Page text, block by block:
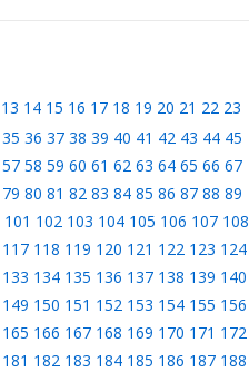
13 14 15 16 17 18 19 20 21 22 23
35 36 37 38 39 40 41 42 43 44 45
57 58 59 60 61 62 63 64 65 66 67
79 80 81 82 83 84 85 86 87 88 89
101 102 103 104 105 106 107 108
117 118 119 120 121 122 123 124
133 134 135 136 137 138 139 140
149 150 151 152 153 154 155 156
165 166 167 168 169 170 171 172
181 182 183 184 185 186 187 188